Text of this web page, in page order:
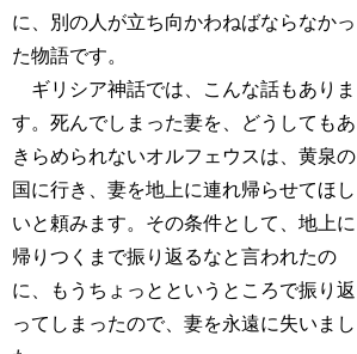
に、別の人が立ち向かわねばならなかっ
た物語です。
ギリシア神話では、こんな話もありま
す。死んでしまった妻を、どうしてもあ
きらめられないオルフェウスは、黄泉の
国に行き、妻を地上に連れ帰らせてほし
いと頼みます。その条件として、地上に
帰りつくまで振り返るなと言われたの
に、もうちょっとというところで振り返
ってしまったので、妻を永遠に失いまし